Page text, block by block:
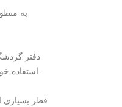
به
استفاده خواهد
قطر بسیاری